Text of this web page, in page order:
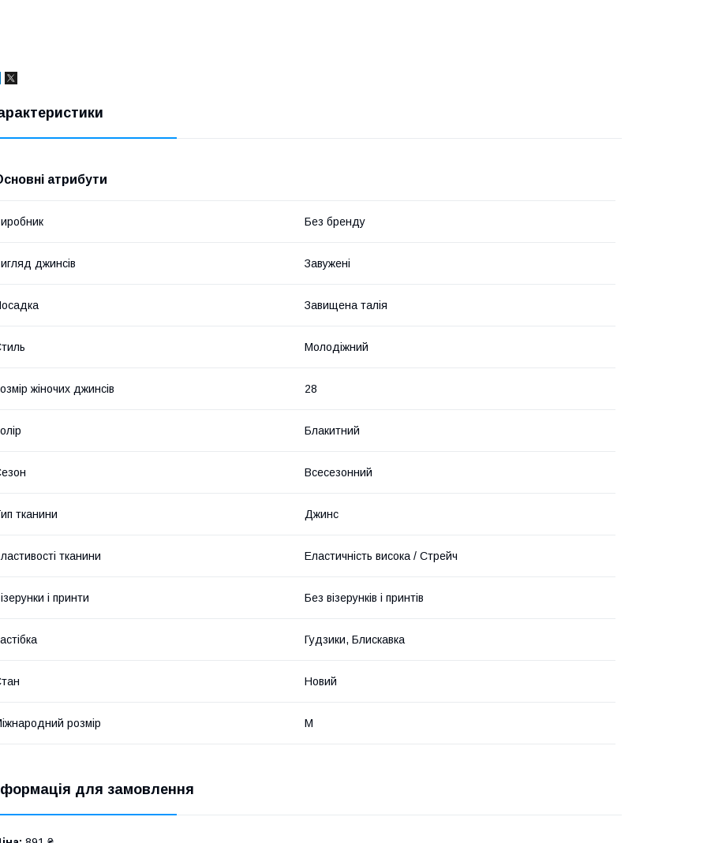
атрибути
Без бренду
джинсів Завужені
Завищена талія
Молодіжний
жіночих джинсів 28
Блакитний
Всесезонний
тканини Джинс
тканини Еластичність висока / Стрейч
і принти Без візерунків і принтів
Гудзики, Блискавка
Новий
розмір M
для замовлення